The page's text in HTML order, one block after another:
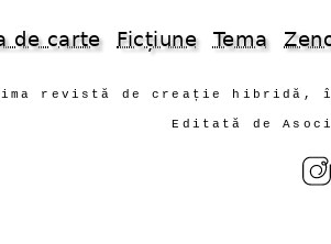
de carte Ficțiune Tema
revistă de creație hibridă,
Editată de